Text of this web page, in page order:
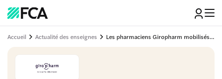
Accueil Actualité des enseignes Les pharmaciens Giropharm mobilisés pour la Journée Mondiale contre le Cancer